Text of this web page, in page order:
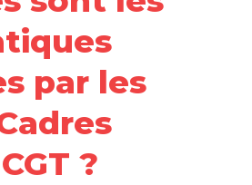
par les
?